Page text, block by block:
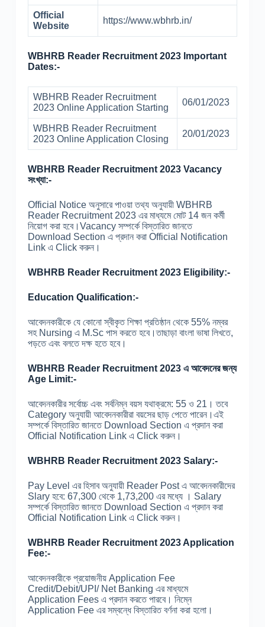
Official
Website
https://www.wbhrb.in/
WBHRB Reader Recruitment 2023 Important
Dates:-
WBHRB Reader Recruitment
2023 Online Application Starting
06/01/2023
WBHRB Reader Recruitment
2023 Online Application Closing
20/01/2023
WBHRB Reader Recruitment 2023 Vacancy
সংখ্যা:-
Official Notice অনুসারে পাওয়া তথ্য অনুযায়ী WBHRB
Reader Recruitment 2023 এর মাধ্যমে মোট 14 জন কর্মী
নিয়োগ করা হবে।Vacancy সম্পর্কে বিস্তারিত জানতে
Download Section এ প্রদান করা Official Notification
Link এ Click করুন।
WBHRB Reader Recruitment 2023 Eligibility:-
Education Qualification:-
আবেদনকারীকে যে কোনো স্বীকৃত শিক্ষা প্রতিষ্ঠান থেকে 55% নম্বর
সহ Nursing এ M.Sc পাস করতে হবে।তাছাড়া বাংলা ভাষা লিখতে,
পড়তে এবং বলতে দক্ষ হতে হবে।
WBHRB Reader Recruitment 2023 এ আবেদনের জন্য
Age Limit:-
আবেদনকারীর সর্বোচ্চ এবং সর্বনিম্ন বয়স যথাক্রমে: 55 ও 21। তবে
Category অনুযায়ী আবেদনকারীরা বয়সের ছাড় পেতে পারেন।এই
সম্পর্কে বিস্তারিত জানতে Download Section এ প্রদান করা
Official Notification Link এ Click করুন।
WBHRB Reader Recruitment 2023 Salary:-
Pay Level এর হিসাব অনুযায়ী Reader Post এ আবেদনকারীদের
Slary হবে: 67,300 থেকে 1,73,200 এর মধ্যে । Salary
সম্পর্কে বিস্তারিত জানতে Download Section এ প্রদান করা
Official Notification Link এ Click করুন।
WBHRB Reader Recruitment 2023 Application
Fee:-
আবেদনকারীকে প্রয়োজনীয় Application Fee
Credit/Debit/UPI/ Net Banking এর মাধ্যমে
Application Fees এ প্রদান করতে পারবে। নিম্নে
Application Fee এর সম্বন্ধে বিস্তারিত বর্ণনা করা হলো।